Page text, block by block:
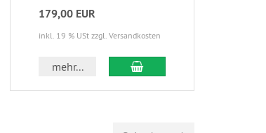
179,00 EUR
inkl. 19 % USt zzgl. Versandkosten
mehr...